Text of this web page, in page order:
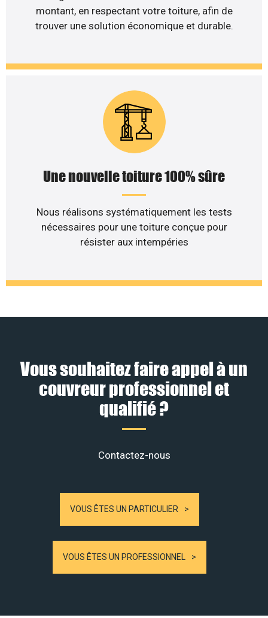
montant, en respectant votre toiture, afin de
trouver une solution économique et durable.
Une nouvelle toiture 100% sûre
Nous réalisons systématiquement les tests
nécessaires pour une toiture conçue pour
résister aux intempéries
Vous souhaitez faire appel à un
couvreur professionnel et
qualifié ?
Contactez-nous
VOUS ÊTES UN PARTICULIER
VOUS ÊTES UN PROFESSIONNEL